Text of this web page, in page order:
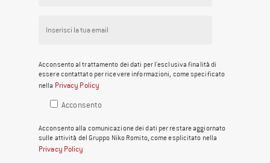
Acconsento al trattamento dei dati per l'esclusiva finalità di
essere contattato per ricevere informazioni, come specificato
nella Privacy Policy
Acconsento
Acconsento alla comunicazione dei dati per restare aggiornato
sulle attività del Gruppo Niko Romito, come esplicitato nella
Privacy Policy